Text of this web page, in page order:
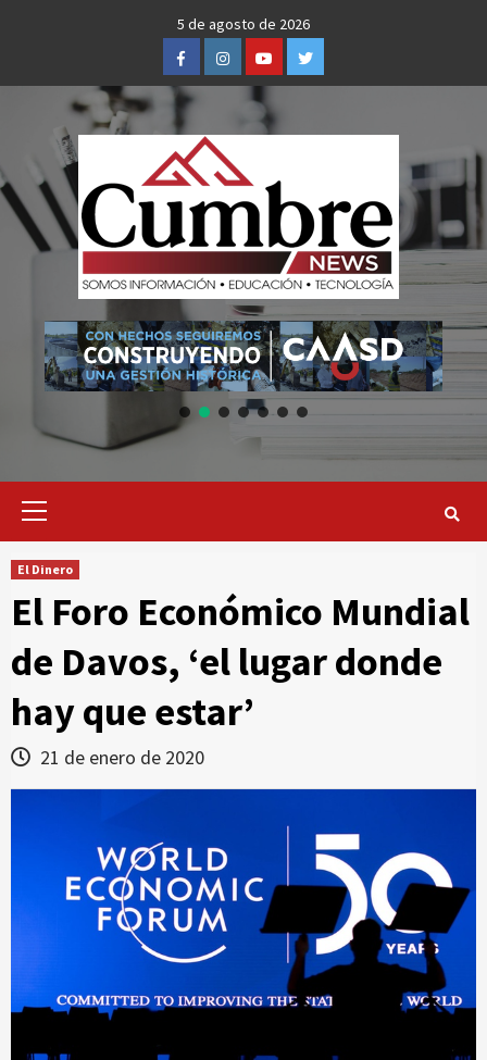
5 de agosto de 2026
FacebookInstagramYoutubeTwitter
Primary
El Dinero
El Foro Económico Mundial
de Davos, ‘el lugar donde
hay que estar’
21 de enero de 2020